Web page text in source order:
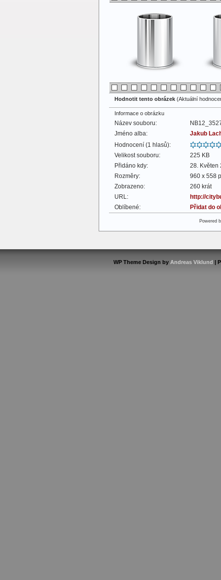
Hodnotit tento obrázek (Aktuální
Informace o obrázku
Název souboru:
Jméno alba:
Jakub
Hodnocení (1 hlasů):
Velikost souboru:
225 KB
Přidáno kdy:
28. Květen
Rozměry:
960 x 558
Zobrazeno:
260 krát
URL:
http://
Oblíbené:
Přidat do
Powered
WP Theme Design by Andreas Viklund |